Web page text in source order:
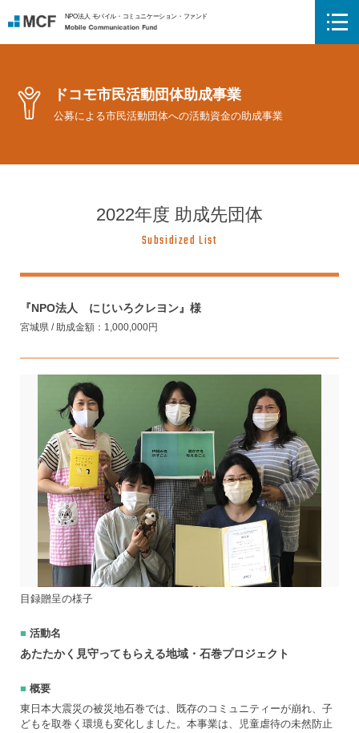
NPO法人 モバイル・コミュニケーション・ファンド
ドコモ市民活動団体助成事業
公募による市民活動団体への活動資金の助成事業
2022年度 助成先団体
Subsidized List
『NPO法人 にじいろクレヨン』様
宮城県 / 助成金額：1,000,000円
目録贈呈の様子
活動名
あたたかく見守ってもらえる地域・石巻プロジェクト
概要
東日本大震災の被災地石巻では、既存のコミュニティーが崩れ、子
どもを取巻く環境も変化しました。本事業は、児童虐待の未然防止